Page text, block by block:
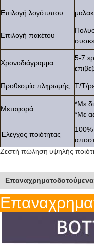
Επιλογή λογότυπου
Επιλογή πακέτου
Χρονοδιάγραμμα
5-7
Προθεσμία πληρωμής T/T/
Μεταφορά
*Με
*Με
Έλεγχος ποιότητας
100%
Ζεστή πώληση υψηλής